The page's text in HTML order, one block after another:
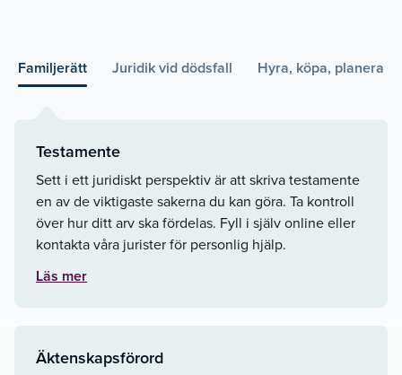
Familjerätt Juridik vid dödsfall Hyra, köpa, planera
Testamente
Sett i ett juridiskt perspektiv är att skriva testamente
en av de viktigaste sakerna du kan göra. Ta kontroll
över hur ditt arv ska fördelas. Fyll i själv online eller
kontakta våra jurister för personlig hjälp.
Läs mer
Äktenskapsförord